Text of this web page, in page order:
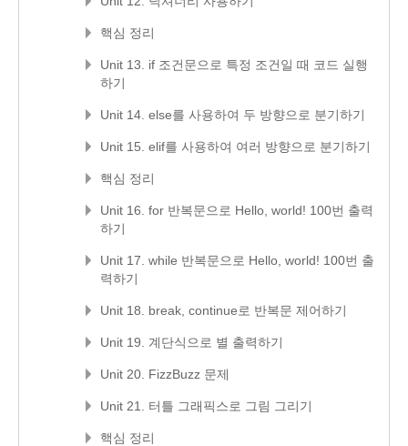
핵심 정리
Unit 13. if 조건문으로 특정 조건일 때 코드 실행
하기
Unit 14. else를 사용하여 두 방향으로 분기하기
Unit 15. elif를 사용하여 여러 방향으로 분기하기
핵심 정리
Unit 16. for 반복문으로 Hello, world! 100번 출력
하기
Unit 17. while 반복문으로 Hello, world! 100번 출
력하기
Unit 18. break, continue로 반복문 제어하기
Unit 19. 계단식으로 별 출력하기
Unit 20. FizzBuzz 문제
Unit 21. 터틀 그래픽스로 그림 그리기
핵심 정리